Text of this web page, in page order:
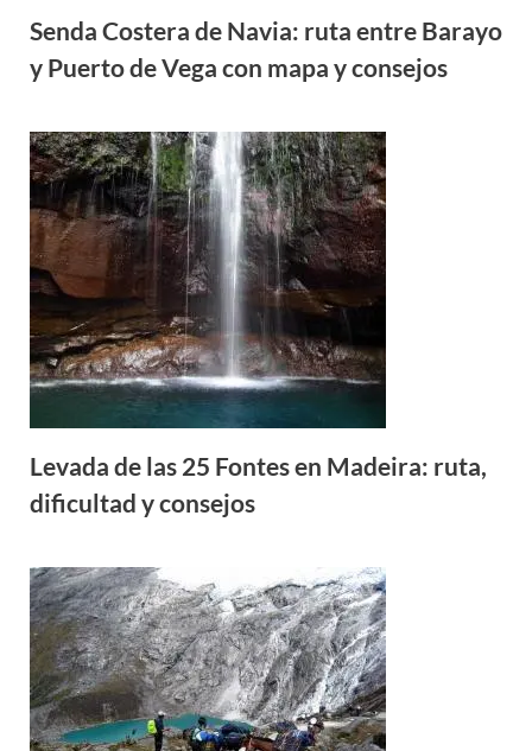
Senda Costera de Navia: ruta entre Barayo
y Puerto de Vega con mapa y consejos
Levada de las 25 Fontes en Madeira: ruta,
dificultad y consejos